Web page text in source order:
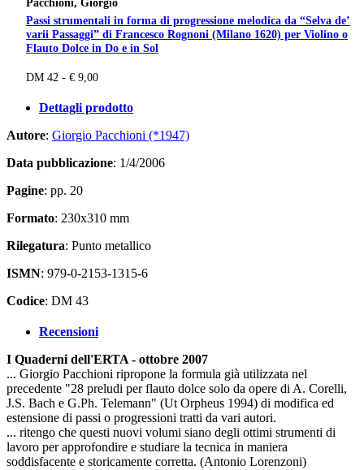
Passi strumentali in forma di progressione melodica da “Selva de’
varii Passaggi” di Francesco Rognoni (Milano 1620) per Violino o
Flauto Dolce in Do e in Sol
DM 42 - € 9,00
Dettagli prodotto
Autore: Giorgio Pacchioni (*1947)
Data pubblicazione: 1/4/2006
Pagine: pp. 20
Formato: 230x310 mm
Rilegatura: Punto metallico
ISMN: 979-0-2153-1315-6
Codice: DM 43
Recensioni
I Quaderni dell'ERTA - ottobre 2007
... Giorgio Pacchioni ripropone la formula già utilizzata nel
precedente "28 preludi per flauto dolce solo da opere di A. Corelli,
J.S. Bach e G.Ph. Telemann" (Ut Orpheus 1994) di modifica ed
estensione di passi o progressioni tratti da vari autori.
... ritengo che questi nuovi volumi siano degli ottimi strumenti di
lavoro per approfondire e studiare la tecnica in maniera
soddisfacente e storicamente corretta. (Antonio Lorenzoni)